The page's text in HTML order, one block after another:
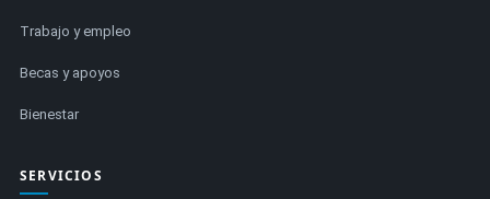
Trabajo y empleo
Becas y apoyos
Bienestar
SERVICIOS